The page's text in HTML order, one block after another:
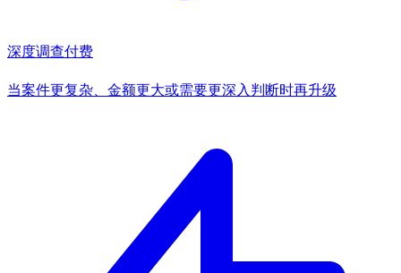
深度调查付费
当案件更复杂、金额更大或需要更深入判断时再升级